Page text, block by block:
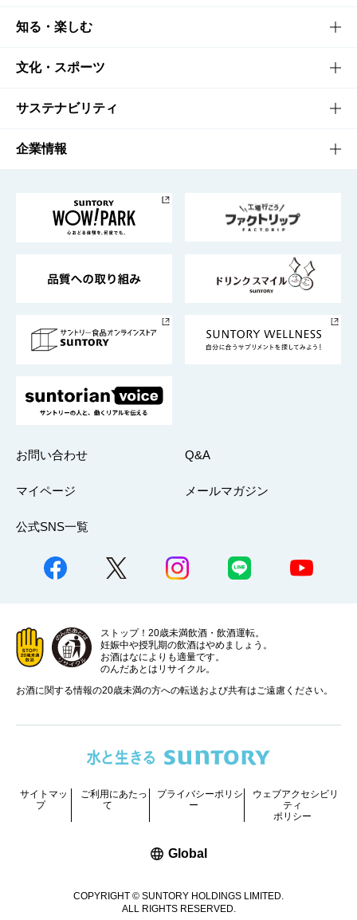
商品TOP
商品一覧
商品発売情報
栄養成分一覧
知る・楽しむ
知る・楽しむTOP
キャンペーン
工場見学
地域情報
文化・スポーツ
文化・スポーツTOP
サントリーホール
サントリーサンバーズ大阪
サステナビリティ
サステナビリティTOP
サントリーが考えるサステナビリティ経営
企業情報
企業概要
採用情報
お問い合わせ Q&A
マイページ メールマガジン
公式SNS一覧
ストップ！20歳未満飲酒・飲酒運転。
妊娠中や授乳期の飲酒はやめましょう。
お酒はなによりも適量です。
のんだあとはリサイクル。
お酒に関する情報の20歳未満の方への転送および共有はご遠慮ください。
COPYRIGHT © SUNTORY HOLDINGS LIMITED.
ALL RIGHTS RESERVED.
サイトマッ
プ
ご利用にあたっ
て
プライバシーポリシ
ー
ウェブアクセシビリ
ティ
ポリシー
Global新しいウィンドウで開く